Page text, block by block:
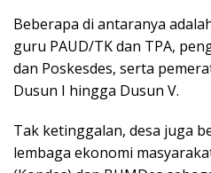
Beberapa di antaranya
guru PAUD/TK dan TPA,
dan Poskesdes, serta
Dusun I hingga Dusun V.
Tak ketinggalan, desa juga
lembaga ekonomi